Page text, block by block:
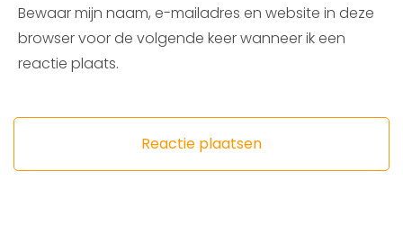
Bewaar mijn naam, e-mailadres en website in deze
browser voor de volgende keer wanneer ik een
reactie plaats.